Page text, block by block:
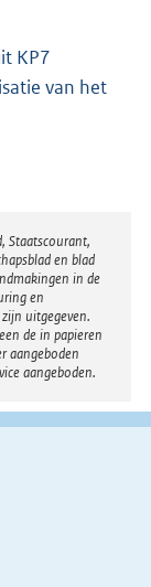
KP7
van het
Staatscourant,
en blad
in de
en
uitgegeven.
de in papieren
aangeboden
aangeboden.